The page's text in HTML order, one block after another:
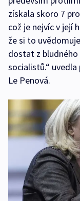
získala skoro 7
což je nejvíc v její
že si to
dostat z
socialistů.“
Le Penová.